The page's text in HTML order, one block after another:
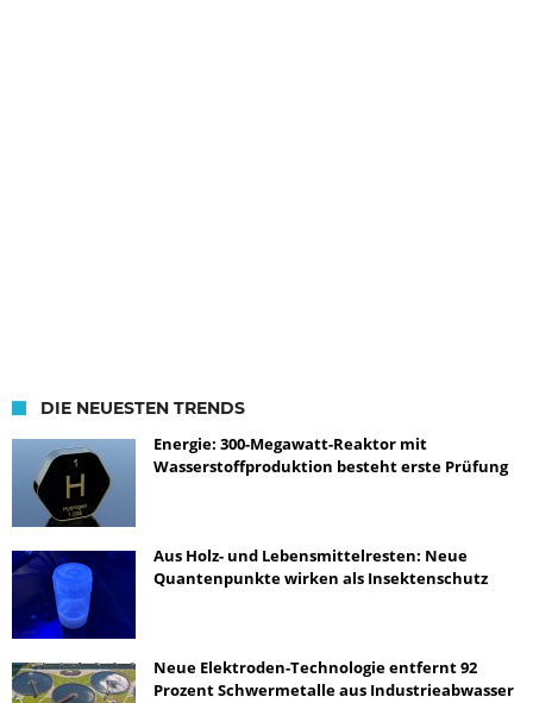
DIE NEUESTEN TRENDS
Energie: 300-Megawatt-Reaktor mit
Wasserstoffproduktion besteht erste Prüfung
Aus Holz- und Lebensmittelresten: Neue
Quantenpunkte wirken als Insektenschutz
Neue Elektroden-Technologie entfernt 92
Prozent Schwermetalle aus Industrieabwasser